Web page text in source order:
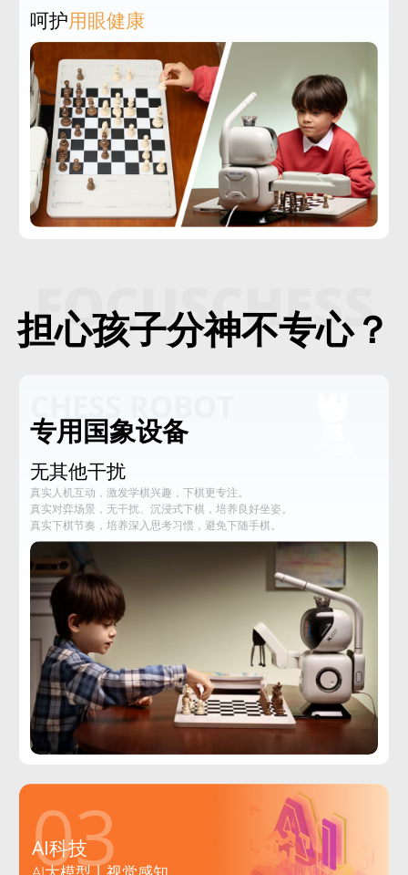
呵护用眼健康
FOCUSCHESS
担心孩子分神不专心？
CHESS ROBOT
专用国象设备
无其他干扰
真实人机互动，激发学棋兴趣，下棋更专注。
真实对弈场景，无干扰、沉浸式下棋，培养良好坐姿。
真实下棋节奏，培养深入思考习惯，避免下随手棋。‌
03
AI科技